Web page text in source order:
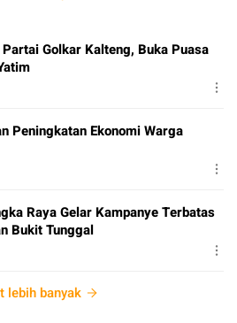
Golkar Kalteng, Buka Puasa
Peningkatan Ekonomi Warga
Raya Gelar Kampanye Terbatas
Bukit Tunggal
lebih banyak